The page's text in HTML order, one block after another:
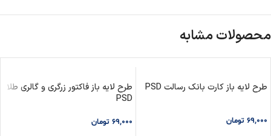
محصولات مشابه
طرح لایه باز کارت بانک رسالت PSD
69,000 تومان
طرح لایه باز فاکتور زرگری و گالری طلا
PSD
69,000 تومان